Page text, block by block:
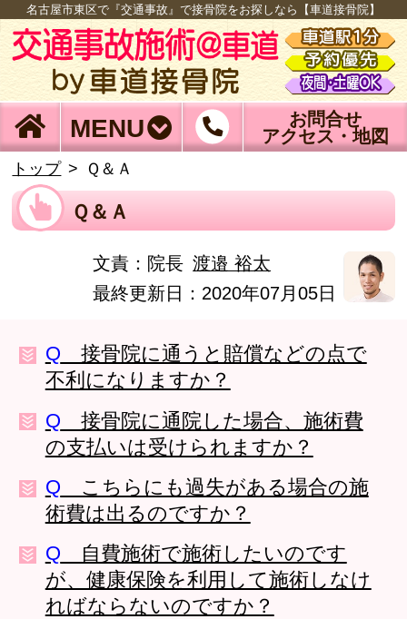
名古屋市東区で『交通事故』で接骨院をお探しなら【車道接骨院】
MENU
お問合せ
アクセス・地図
トップ Ｑ＆Ａ
Ｑ＆Ａ
文責： 院長 渡邉 裕太
最終更新日：2020年07月05日
Q 接骨院に通うと賠償などの点で
不利になりますか？
Q 接骨院に通院した場合、施術費
の支払いは受けられますか？
Q こちらにも過失がある場合の施
術費は出るのですか？
Q 自費施術で施術したいのです
が、健康保険を利用して施術しなけ
ればならないのですか？